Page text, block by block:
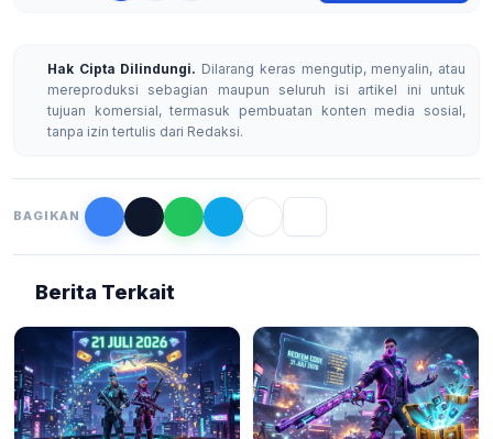
Hak Cipta Dilindungi. Dilarang keras mengutip, menyalin, atau
mereproduksi sebagian maupun seluruh isi artikel ini untuk
tujuan komersial, termasuk pembuatan konten media sosial,
tanpa izin tertulis dari Redaksi.
BAGIKAN
Berita Terkait